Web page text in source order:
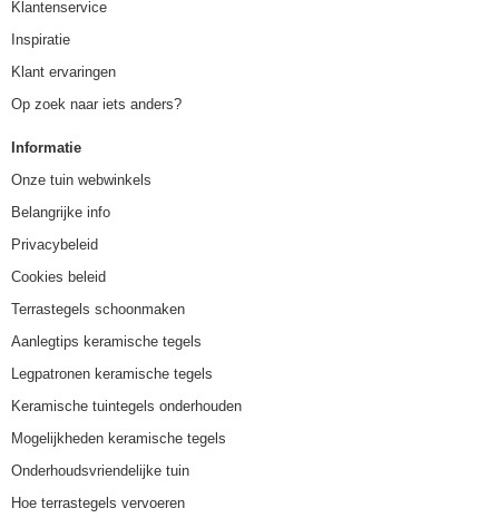
Klantenservice
Inspiratie
Klant ervaringen
Op zoek naar iets anders?
Informatie
Onze tuin webwinkels
Belangrijke info
Privacybeleid
Cookies beleid
Terrastegels schoonmaken
Aanlegtips keramische tegels
Legpatronen keramische tegels
Keramische tuintegels onderhouden
Mogelijkheden keramische tegels
Onderhoudsvriendelijke tuin
Hoe terrastegels vervoeren